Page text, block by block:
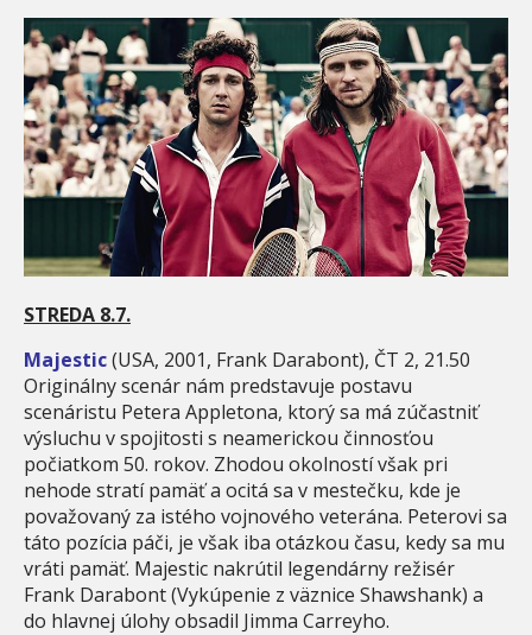
STREDA 8.7.
Majestic(USA, 2001, Frank Darabont), ČT 2, 21.50
Originálny scenár nám predstavuje postavu
scenáristu Petera Appletona, ktorý sa má zúčastniť
výsluchu v spojitosti s neamerickou činnosťou
počiatkom 50. rokov. Zhodou okolností však pri
nehode stratí pamäť a ocitá sa v mestečku, kde je
považovaný za istého vojnového veterána. Peterovi sa
táto pozícia páči, je však iba otázkou času, kedy sa mu
vráti pamäť. Majestic nakrútil legendárny režisér
Frank Darabont (Vykúpenie z väznice Shawshank) a
do hlavnej úlohy obsadil Jimma Carreyho.